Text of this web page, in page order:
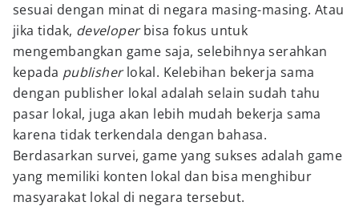
sesuai dengan minat di negara masing-masing. Atau
jika tidak, developerbisa fokus untuk
mengembangkan game saja, selebihnya serahkan
kepada publisherlokal. Kelebihan bekerja sama
dengan publisher lokal adalah selain sudah tahu
pasar lokal, juga akan lebih mudah bekerja sama
karena tidak terkendala dengan bahasa.
Berdasarkan survei, game yang sukses adalah game
yang memiliki konten lokal dan bisa menghibur
masyarakat lokal di negara tersebut.